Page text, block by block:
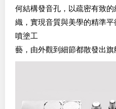
何結構發音孔，以疏密有致
織，實現音質與美學的精準
噴塗工
藝，由外觀到細節都散發出旗